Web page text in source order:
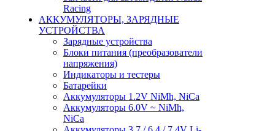
Racing
АККУМУЛЯТОРЫ, ЗАРЯДНЫЕ
УСТРОЙСТВА
Зарядные устройства
Блоки питания (преобразователи
напряжения)
Индикаторы и тестеры
Батарейки
Аккумуляторы 1.2V NiMh, NiCa
Аккумуляторы 6.0V ~ NiMh,
NiCa